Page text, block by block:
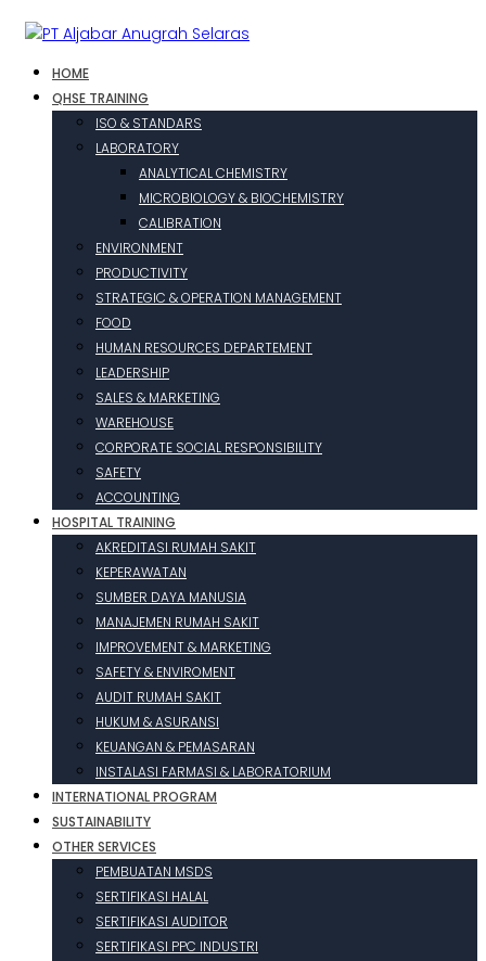
HOME
QHSE TRAINING
ISO & STANDARS
LABORATORY
ANALYTICAL CHEMISTRY
MICROBIOLOGY & BIOCHEMISTRY
CALIBRATION
ENVIRONMENT
PRODUCTIVITY
STRATEGIC & OPERATION MANAGEMENT
FOOD
HUMAN RESOURCES DEPARTEMENT
LEADERSHIP
SALES & MARKETING
WAREHOUSE
CORPORATE SOCIAL RESPONSIBILITY
SAFETY
ACCOUNTING
HOSPITAL TRAINING
AKREDITASI RUMAH SAKIT
KEPERAWATAN
SUMBER DAYA MANUSIA
MANAJEMEN RUMAH SAKIT
IMPROVEMENT & MARKETING
SAFETY & ENVIROMENT
AUDIT RUMAH SAKIT
HUKUM & ASURANSI
KEUANGAN & PEMASARAN
INSTALASI FARMASI & LABORATORIUM
INTERNATIONAL PROGRAM
SUSTAINABILITY
OTHER SERVICES
PEMBUATAN MSDS
SERTIFIKASI HALAL
SERTIFIKASI AUDITOR
SERTIFIKASI PPC INDUSTRI